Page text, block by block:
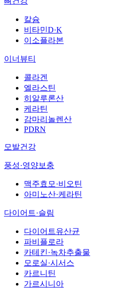
칼슘
비타민D·K
이소플라본
이너뷰티
콜라겐
엘라스틴
히알루론산
케라틴
감마리놀렌산
PDRN
모발건강
풍성·영양보충
맥주효모·비오틴
아미노산·케라틴
다이어트·슬림
다이어트유산균
파비플로라
카테킨·녹차추출물
모로실·시서스
카르니틴
가르시니아